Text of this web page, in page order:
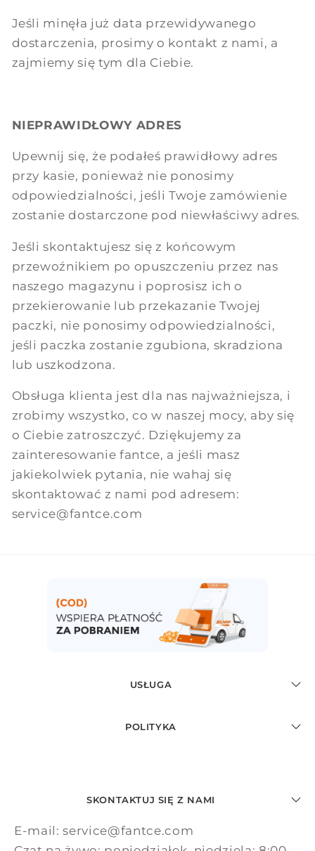
Jeśli minęła już data przewidywanego
dostarczenia, prosimy o kontakt z nami, a
zajmiemy się tym dla Ciebie.
NIEPRAWIDŁOWY ADRES
Upewnij się, że podałeś prawidłowy adres
przy kasie, ponieważ nie ponosimy
odpowiedzialności, jeśli Twoje zamówienie
zostanie dostarczone pod niewłaściwy adres.
Jeśli skontaktujesz się z końcowym
przewoźnikiem po opuszczeniu przez nas
naszego magazynu i poprosisz ich o
przekierowanie lub przekazanie Twojej
paczki, nie ponosimy odpowiedzialności,
jeśli paczka zostanie zgubiona, skradziona
lub uszkodzona.
Obsługa klienta jest dla nas najważniejsza, i
zrobimy wszystko, co w naszej mocy, aby się
o Ciebie zatroszczyć. Dziękujemy za
zainteresowaniefantce, a jeśli masz
jakiekolwiek pytania, nie wahaj się
skontaktować z nami pod adresem:
service@fantce.com
USŁUGA
POLITYKA
SKONTAKTUJ SIĘ Z NAMI
E-mail: service@fantce.com